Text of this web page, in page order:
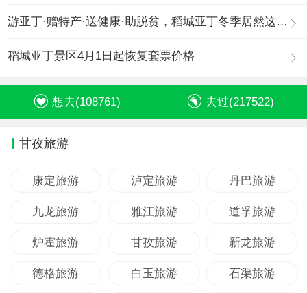
游亚丁·赠特产·送健康·助脱贫，稻城亚丁冬季居然这么玩
稻城亚丁景区4月1日起恢复套票价格
想去(108761) 去过(217522)
甘孜旅游
康定旅游 泸定旅游 丹巴旅游
九龙旅游 雅江旅游 道孚旅游
炉霍旅游 甘孜旅游 新龙旅游
德格旅游 白玉旅游 石渠旅游